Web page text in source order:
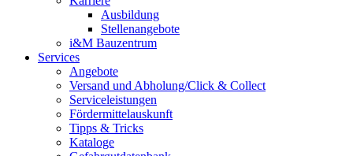
Ausbildung
Stellenangebote
i&M Bauzentrum
Services
Angebote
Versand und Abholung/Click & Collect
Serviceleistungen
Fördermittelauskunft
Tipps & Tricks
Kataloge